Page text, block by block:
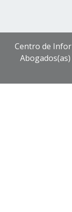
Centro de